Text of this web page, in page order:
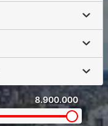
8.900.000